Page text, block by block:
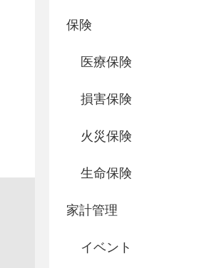
保険
医療保険
損害保険
火災保険
生命保険
家計管理
イベント